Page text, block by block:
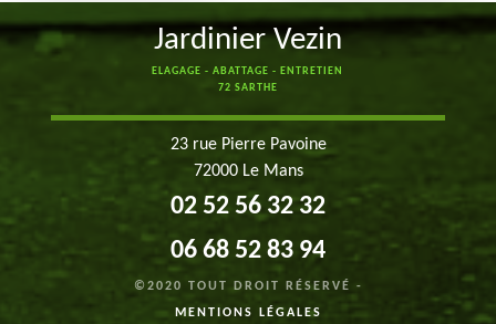
Jardinier Vezin
ELAGAGE - ABATTAGE - ENTRETIEN
72 SARTHE
23 rue Pierre Pavoine
72000 Le Mans
02 52 56 32 32
06 68 52 83 94
©2020 TOUT DROIT RÉSERVÉ -
MENTIONS LÉGALES